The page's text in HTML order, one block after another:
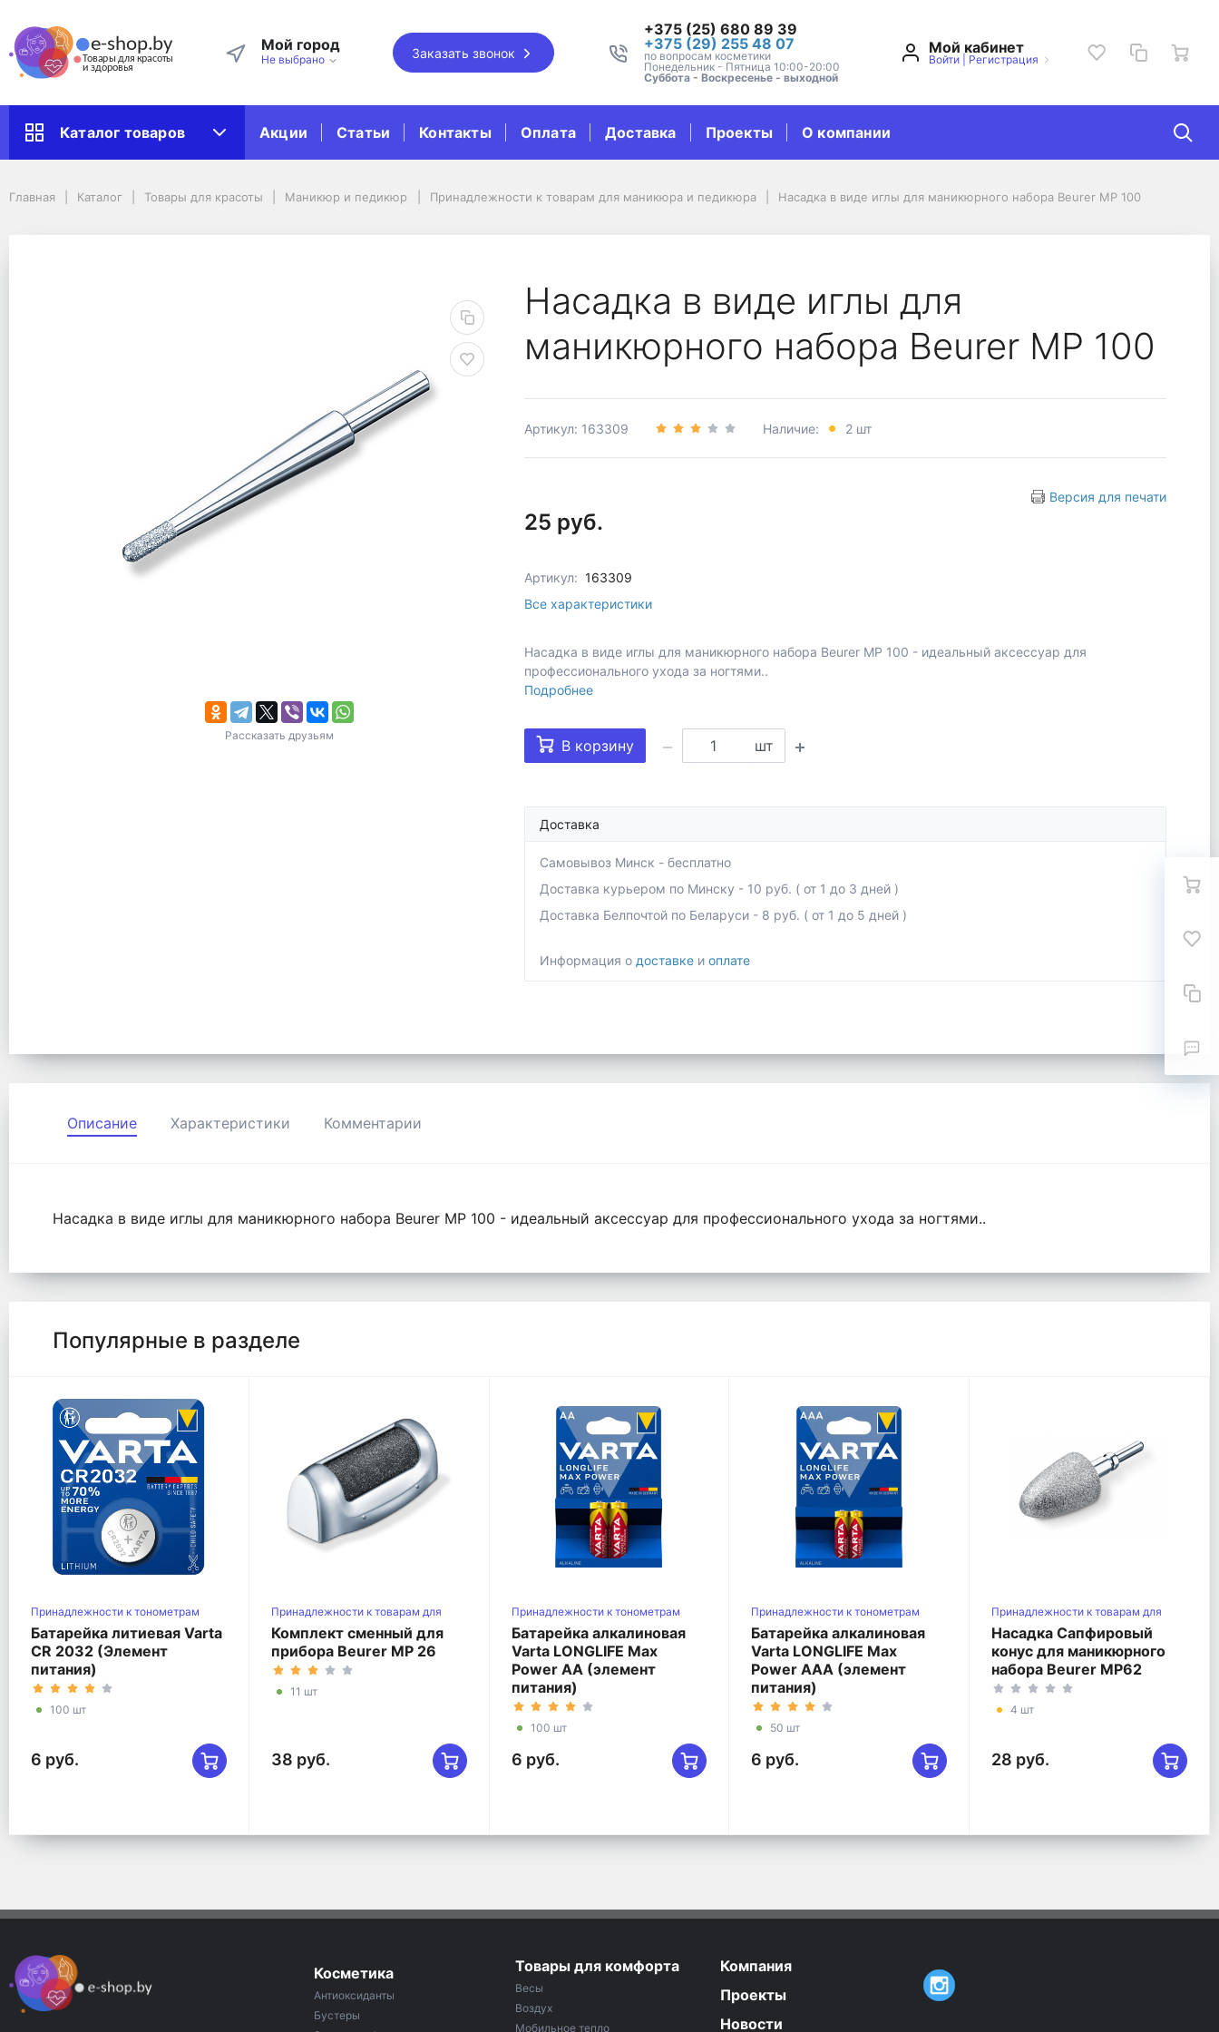
Мой город
Не выбрано Заказать звонок
+375 (25) 680 89 39
+375 (29) 255 48 07
по вопросам косметики
Понедельник - Пятница 10:00-20:00
Суббота - Воскресенье - выходной
Мой кабинет
Войти| Регистрация
Каталог товаров Акции Статьи Контакты Оплата Доставка Проекты О компании
Главная
Маникюр и педикюр
Принадлежности к товарам для маникюра и педикюра
Главная Каталог Товары для красоты Маникюр и педикюр Принадлежности к товарам для маникюра и педикюра Насадка в виде иглы для маникюрного набора Beurer MP 100
Рассказать друзьям
Насадка в виде иглы для
маникюрного набора Beurer MP 100
Артикул: 163309 Наличие: 2 шт
Версия для печати
25 руб.
Артикул: 163309
Все характеристики
Насадка в виде иглы для маникюрного набора Beurer MP 100 - идеальный аксессуар для
профессионального ухода за ногтями..
Подробнее
В корзину шт
Доставка
Самовывоз Минск - бесплатно
Доставка курьером по Минску - 10 руб. ( от 1 до 3 дней )
Доставка Белпочтой по Беларуси - 8 руб. ( от 1 до 5 дней )
Информация о доставке и оплате
Описание Характеристики Комментарии
Насадка в виде иглы для маникюрного набора Beurer MP 100 - идеальный аксессуар для профессионального ухода за ногтями..
Популярные в разделе
Принадлежности к тонометрам
Батарейка литиевая Varta
CR 2032 (Элемент
питания)
100 шт
6 руб.
Принадлежности к товарам для
маникюра и педикюра
Комплект сменный для
прибора Beurer MP 26
11 шт
38 руб.
Принадлежности к тонометрам
Батарейка алкалиновая
Varta LONGLIFE Max
Power AA (элемент
питания)
100 шт
6 руб.
Принадлежности к тонометрам
Батарейка алкалиновая
Varta LONGLIFE Max
Power AAA (элемент
питания)
50 шт
6 руб.
Принадлежности к товарам для
маникюра и педикюра
Насадка Сапфировый
конус для маникюрного
набора Beurer МР62
4 шт
28 руб.
Косметика
Антиоксиданты
Бустеры
Товары для комфорта
Весы
Воздух
Мобильное тепло
Компания
Проекты
Новости